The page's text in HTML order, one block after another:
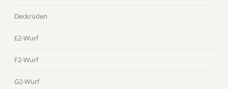
Deckrüden
E2-Wurf
F2-Wurf
G2-Wurf